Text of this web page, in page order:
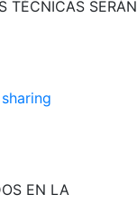
TÉCNICAS SERÁN
EN LA